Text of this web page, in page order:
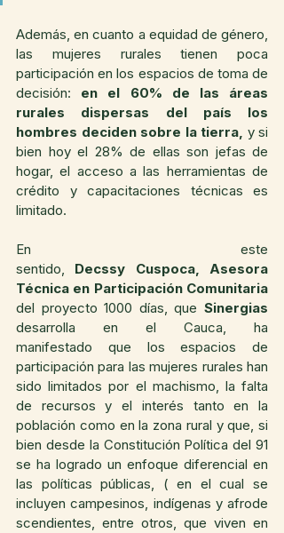
Además, en cuanto a equidad de género,
las mujeres rurales tienen poca
participación en los espacios de toma de
decisión: en el 60% de las áreas
rurales dispersas del país los
hombres deciden sobre la tierra, y si
bien hoy el 28% de ellas son jefas de
hogar, el acceso a las herramientas de
crédito y capacitaciones técnicas es
limitado.
En este
sentido, Decssy Cuspoca, Asesora
Técnica en Participación Comunitaria
del proyecto 1000 días, que Sinergias
desarrolla en el Cauca, ha
manifestado que los espacios de
participación para las mujeres rurales han
sido limitados por el machismo, la falta
de recursos y el interés tanto en la
población como en la zona rural y que, si
bien desde la Constitución Política del 91
se ha logrado un enfoque diferencial en
las políticas públicas, ( en el cual se
incluyen campesinos, indígenas y afrode
scendientes, entre otros, que viven en